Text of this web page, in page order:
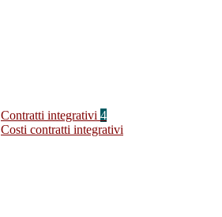
Contratti integrativi 4
Costi contratti integrativi